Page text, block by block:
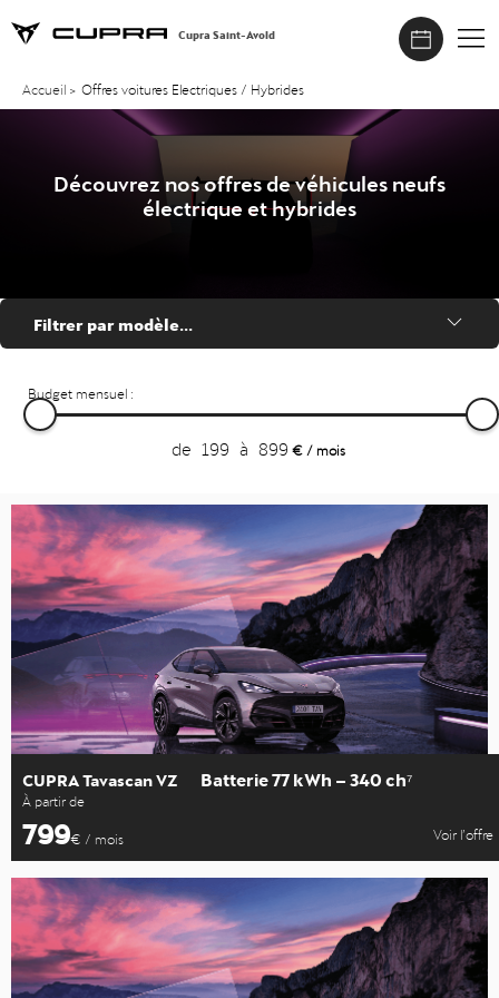
Cupra Saint-Avold
Accueil > Offres voitures Electriques / Hybrides
Découvrez nos offres de véhicules neufs
électrique et hybrides
Filtrer par modèle...
Budget mensuel :
de 199 à 899 € / mois
CUPRA Tavascan VZ Batterie 77 kWh – 340 ch⁷
À partir de
799€ / mois Voir l’offre